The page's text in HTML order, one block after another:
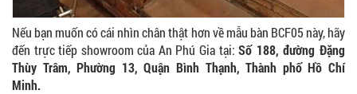
Nếu bạn muốn có cái nhìn chân thật hơn về mẫu bàn BCF05 này, hãy
đến trực tiếp showroom của An Phú Gia tại:Số 188, đường Đặng
Thùy Trâm, Phường 13, Quận Bình Thạnh, Thành phố Hồ Chí
Minh.